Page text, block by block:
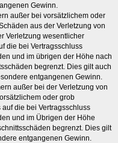
Gewinn.
außer bei vorsätzlichem oder
aus der Verletzung von
Verletzung wesentlicher
die bei Vertragsschluss
und im übrigen der Höhe nach
begrenzt. Dies gilt auch
entgangenen Gewinn.
außer bei der Verletzung von
oder grob
die bei Vertragsschluss
und im Übrigen der Höhe
begrenzt. Dies gilt
entgangenen Gewinn.